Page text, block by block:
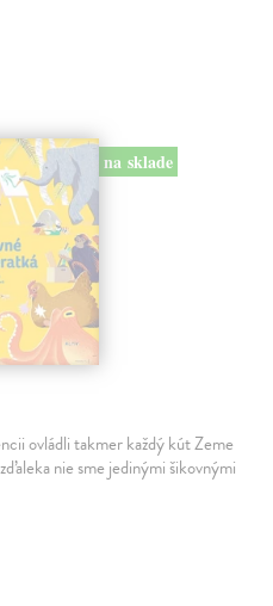
na sklade
ovládli takmer každý kút Zeme
nie sme jedinými šikovnými